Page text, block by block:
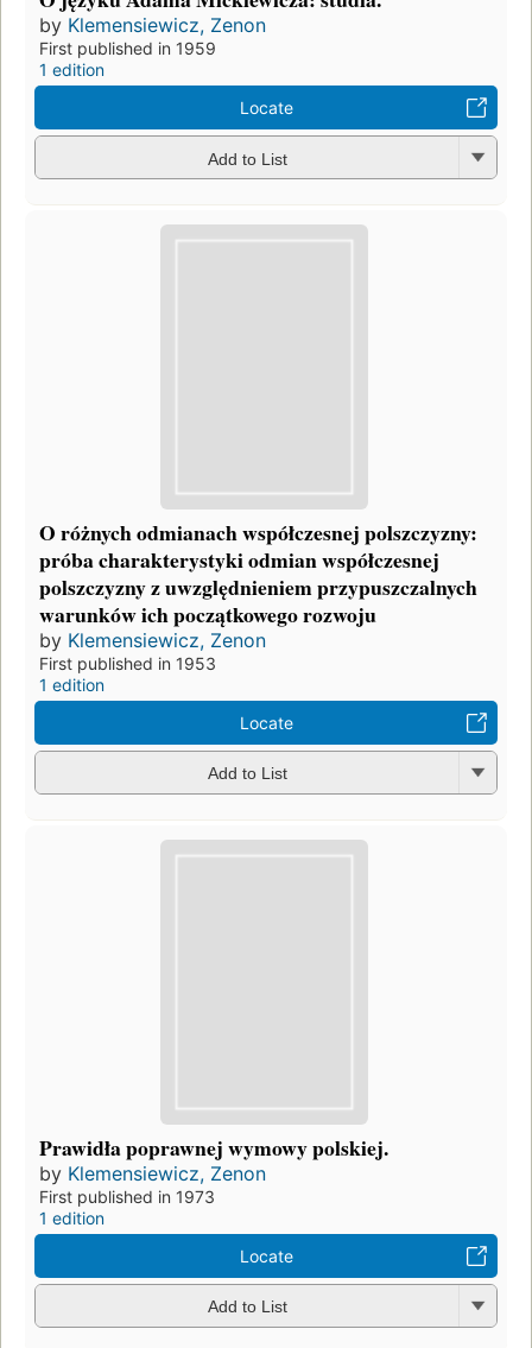
by Klemensiewicz, Zenon
First published in 1959
1 edition
Locate
Add to List
O różnych odmianach współczesnej polszczyzny:
próba charakterystyki odmian współczesnej
polszczyzny z uwzględnieniem przypuszczalnych
warunków ich początkowego rozwoju
by Klemensiewicz, Zenon
First published in 1953
1 edition
Locate
Add to List
Prawidła poprawnej wymowy polskiej.
by Klemensiewicz, Zenon
First published in 1973
1 edition
Locate
Add to List